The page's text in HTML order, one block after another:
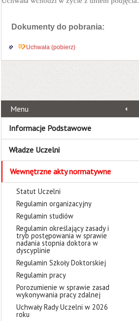
Dokumenty do pobrania:
Uchwała (pobierz)
Menu
Informacje Podstawowe
Władze Uczelni
Wewnętrzne akty normatywne
Statut Uczelni
Regulamin organizacyjny
Regulamin studiów
Regulamin określający zasady i
tryb postępowania w sprawie
nadania stopnia doktora w
dyscyplinie
Regulamin Szkoły Doktorskiej
Regulamin pracy
Porozumienie w sprawie zasad
wykonywania pracy zdalnej
Uchwały Rady Uczelni w 2026
roku